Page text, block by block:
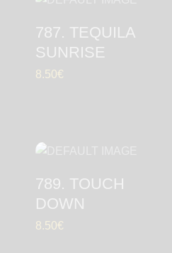
787. TEQUILA
SUNRISE
8.50€
789. TOUCH
DOWN
8.50€